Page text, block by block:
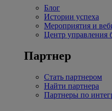
Блог
Истории успеха
Мероприятия и
Центр управления
Партнер
Стать партнером
Найти партнера
Партнеры по